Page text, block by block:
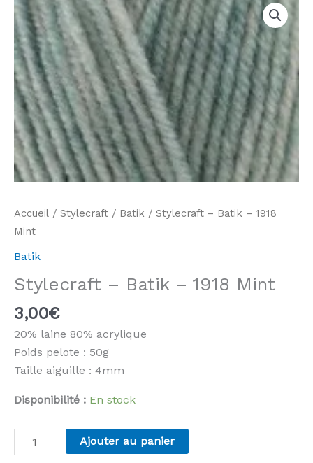
Accueil / Stylecraft / Batik / Stylecraft – Batik – 1918
Mint
Batik
Stylecraft – Batik – 1918 Mint
3,00€
20% laine 80% acrylique
Poids pelote : 50g
Taille aiguille : 4mm
Disponibilité : En stock
quantité
de
Ajouter au panier